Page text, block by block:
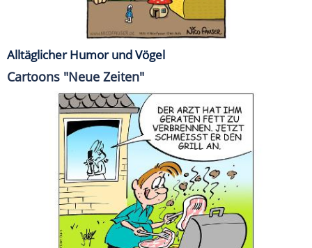
Alltäglicher Humor und Vögel
Cartoons "Neue Zeiten"